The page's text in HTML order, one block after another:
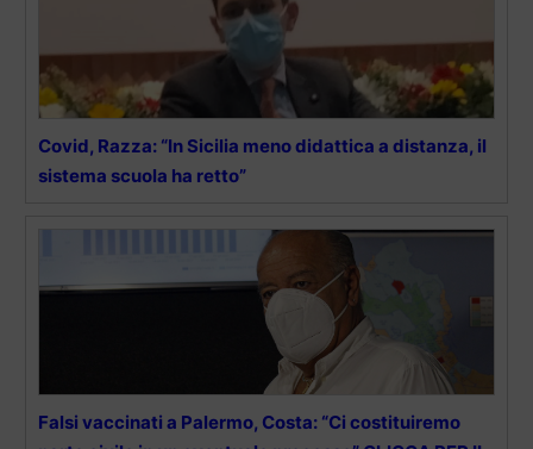
Covid, Razza: “In Sicilia meno didattica a distanza, il
sistema scuola ha retto”
Falsi vaccinati a Palermo, Costa: “Ci costituiremo